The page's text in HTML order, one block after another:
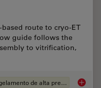
route to cryo-ET
guide follows the
to vitrification,
Congelamento de alta pressão Waffle